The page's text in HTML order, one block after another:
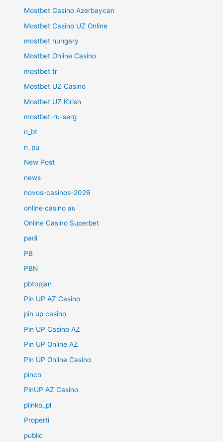
Mostbet Casino Azerbaycan
Mostbet Casino UZ Online
mostbet hungary
Mostbet Online Casino
mostbet tr
Mostbet UZ Casino
Mostbet UZ Kirish
mostbet-ru-serg
n_bt
n_pu
New Post
news
novos-casinos-2026
online casino au
Online Casino Superbet
padi
PB
PBN
pbtopjan
Pin UP AZ Casino
pin up casino
Pin UP Casino AZ
Pin UP Online AZ
Pin UP Online Casino
pinco
PinUP AZ Casino
plinko_pl
Properti
public